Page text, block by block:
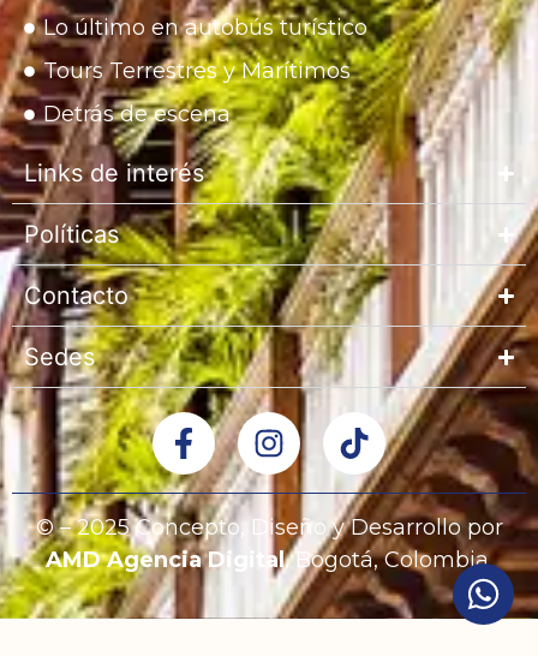
Lo último en autobús turístico
Tours Terrestres y Marítimos
Detrás de escena
Links de interés
Políticas
Contacto
Sedes
© – 2025 Concepto, Diseño y Desarrollo por
AMD Agencia Digital, Bogotá, Colombia.